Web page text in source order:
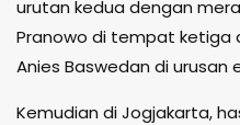
urutan kedua dengan
Pranowo di tempat ketiga
Anies Baswedan di
Kemudian di Jogjakarta,